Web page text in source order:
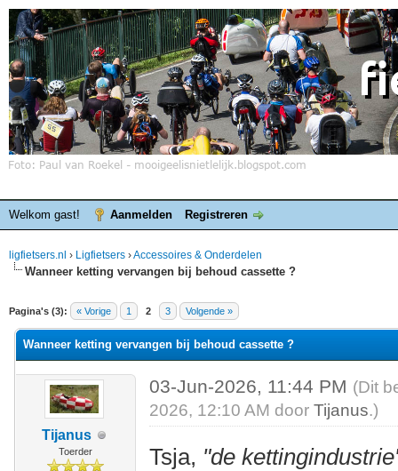
Welkom gast! Aanmelden Registreren
ligfietsers.nl › Ligfietsers ›Accessoires & Onderdelen
Wanneer ketting vervangen bij behoud cassette ?
Pagina's (3): « Vorige 1 2 3 Volgende »
waardering is 0
Wanneer ketting vervangen bij behoud cassette ?
Tijanus
Toerder
03-Jun-2026, 11:44 PM (Dit
2026, 12:10 AM doorTijanus.)
Tsja, "de